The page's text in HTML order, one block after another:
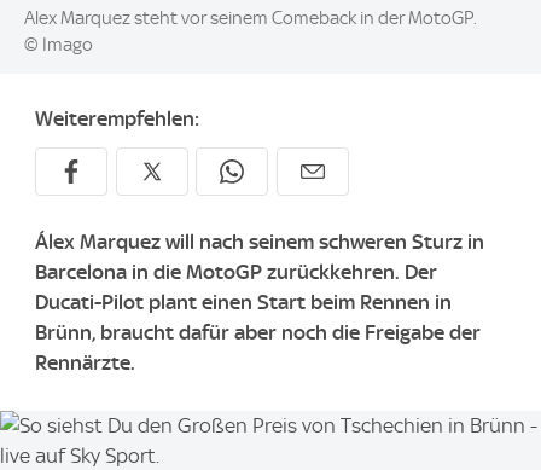
Image:
Alex Marquez steht vor seinem Comeback in der MotoGP.
© Imago
Weiterempfehlen:
Álex Marquez will nach seinem schweren Sturz in
Barcelona in die MotoGP zurückkehren. Der
Ducati-Pilot plant einen Start beim Rennen in
Brünn, braucht dafür aber noch die Freigabe der
Rennärzte.